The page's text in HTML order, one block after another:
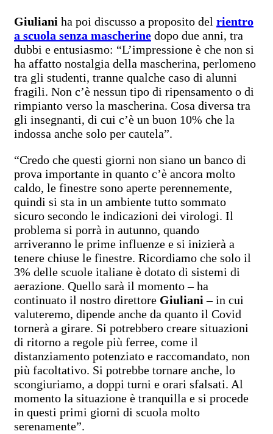
Giuliani ha poi discusso a proposito del rientro
a scuola senza mascherine dopo due anni, tra
dubbi e entusiasmo: “L’impressione è che non si
ha affatto nostalgia della mascherina, perlomeno
tra gli studenti, tranne qualche caso di alunni
fragili. Non c’è nessun tipo di ripensamento o di
rimpianto verso la mascherina. Cosa diversa tra
gli insegnanti, di cui c’è un buon 10% che la
indossa anche solo per cautela”.
“Credo che questi giorni non siano un banco di
prova importante in quanto c’è ancora molto
caldo, le finestre sono aperte perennemente,
quindi si sta in un ambiente tutto sommato
sicuro secondo le indicazioni dei virologi. Il
problema si porrà in autunno, quando
arriveranno le prime influenze e si inizierà a
tenere chiuse le finestre. Ricordiamo che solo il
3% delle scuole italiane è dotato di sistemi di
aerazione. Quello sarà il momento – ha
continuato il nostro direttore Giuliani– in cui
valuteremo, dipende anche da quanto il Covid
tornerà a girare. Si potrebbero creare situazioni
di ritorno a regole più ferree, come il
distanziamento potenziato e raccomandato, non
più facoltativo. Si potrebbe tornare anche, lo
scongiuriamo, a doppi turni e orari sfalsati. Al
momento la situazione è tranquilla e si procede
in questi primi giorni di scuola molto
serenamente”.